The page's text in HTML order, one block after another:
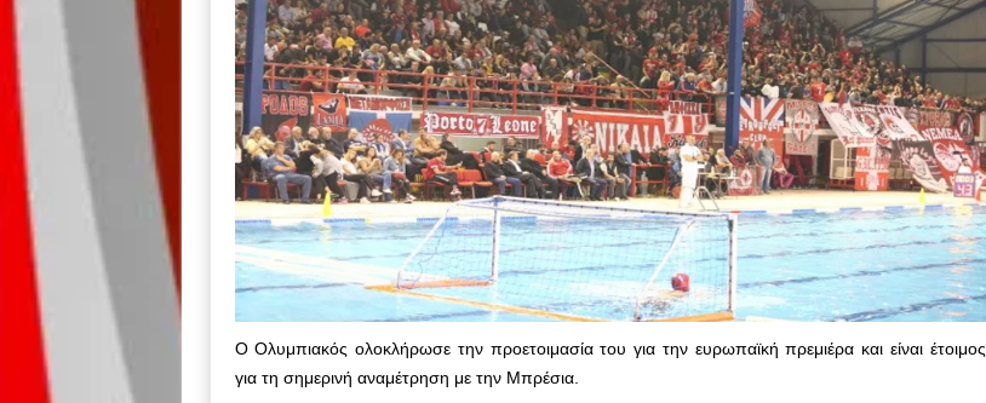
Ο Ολυμπιακός ολοκλήρωσε την προετοιμασία του για την ευρωπαϊκή πρεμιέρα και είναι έτοιμος
για τη σημερινή αναμέτρηση με την Μπρέσια.